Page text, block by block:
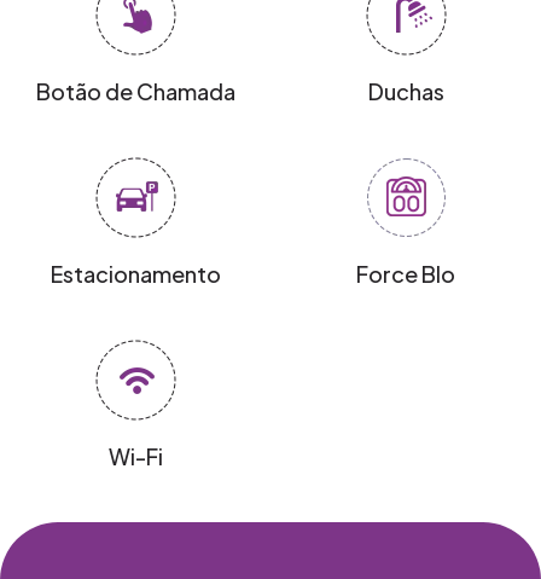
Botão de Chamada Duchas
Estacionamento Force BIo
Wi-Fi